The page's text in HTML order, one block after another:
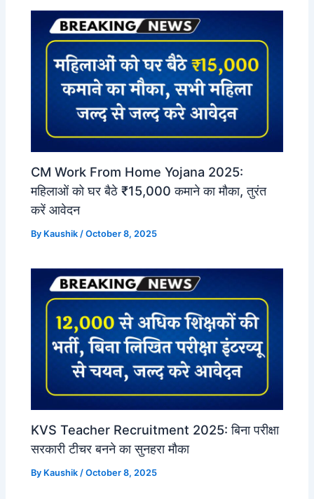
CM Work From Home Yojana 2025:
महिलाओं को घर बैठे ₹15,000 कमाने का मौका, तुरंत
करें आवेदन
By Kaushik /October 8, 2025
KVS Teacher Recruitment 2025: बिना परीक्षा
सरकारी टीचर बनने का सुनहरा मौका
By Kaushik /October 8, 2025